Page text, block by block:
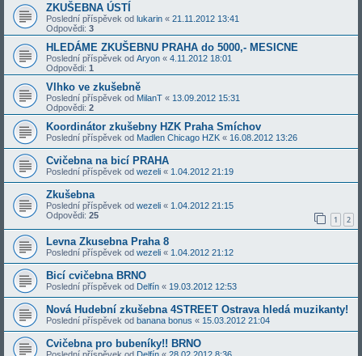
ZKUŠEBNA ÚSTÍ
Poslední příspěvek od lukarin « 21.11.2012 13:41
Odpovědi: 3
HLEDÁME ZKUŠEBNU PRAHA do 5000,- MESICNE
Poslední příspěvek od Aryon « 4.11.2012 18:01
Odpovědi: 1
Vlhko ve zkušebně
Poslední příspěvek od MilanT « 13.09.2012 15:31
Odpovědi: 2
Koordinátor zkušebny HZK Praha Smíchov
Poslední příspěvek od Madlen Chicago HZK « 16.08.2012 13:26
Cvičebna na bicí PRAHA
Poslední příspěvek od wezeli « 1.04.2012 21:19
Zkušebna
Poslední příspěvek od wezeli « 1.04.2012 21:15
Odpovědi: 25 1 2
Levna Zkusebna Praha 8
Poslední příspěvek od wezeli « 1.04.2012 21:12
Bicí cvičebna BRNO
Poslední příspěvek od Delfín « 19.03.2012 12:53
Nová Hudební zkušebna 4STREET Ostrava hledá muzikanty!
Poslední příspěvek od banana bonus « 15.03.2012 21:04
Cvičebna pro bubeníky!! BRNO